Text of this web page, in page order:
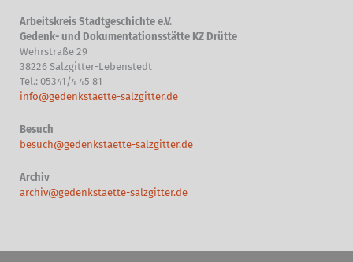
Arbeitskreis Stadtgeschichte e.V.
Gedenk- und Dokumentationsstätte KZ Drütte
Wehrstraße 29
38226 Salzgitter-Lebenstedt
Tel.: 05341/4 45 81
info@gedenkstaette-salzgitter.de
Besuch
besuch@gedenkstaette-salzgitter.de
Archiv
archiv@gedenkstaette-salzgitter.de